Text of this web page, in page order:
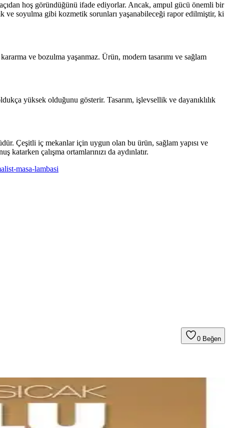
hoş göründüğünü ifade ediyorlar. Ancak, ampul gücü önemli bir
ve soyulma gibi kozmetik sorunları yaşanabileceği rapor edilmiştir, ki
ve bozulma yaşanmaz. Ürün, modern tasarımı ve sağlam
yüksek olduğunu gösterir. Tasarım, işlevsellik ve dayanıklılık
Çeşitli iç mekanlar için uygun olan bu ürün, sağlam yapısı ve
çalışma ortamlarınızı da aydınlatır.
masa-lambasi
0 Beğen
ve tasarım, verimliliği artırır.